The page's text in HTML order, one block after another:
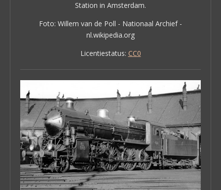
Station in Amsterdam.
Foto: Willem van de Poll - Nationaal Archief -
nl.wikipedia.org
Licentiestatus: CC0